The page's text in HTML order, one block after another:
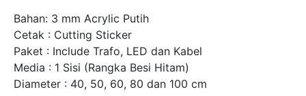
Bahan: 3 mm Acrylic Putih
Cetak : Cutting Sticker
Paket : Include Trafo, LED dan Kabel
Media : 1 Sisi (Rangka Besi Hitam)
Diameter : 40, 50, 60, 80 dan 100 cm